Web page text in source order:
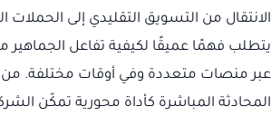
الانتقال من التسويق التقليدي إلى الحملات
يتطلب فهمًا عميقًا لكيفية تفاعل الجماهير
عبر منصات متعددة وفي أوقات مختلفة. من
المحادثة المباشرة كأداة محورية تمكّن